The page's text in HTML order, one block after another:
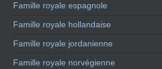
Famille royale espagnole
Famille royale hollandaise
Famille royale jordanienne
Famille royale norvégienne